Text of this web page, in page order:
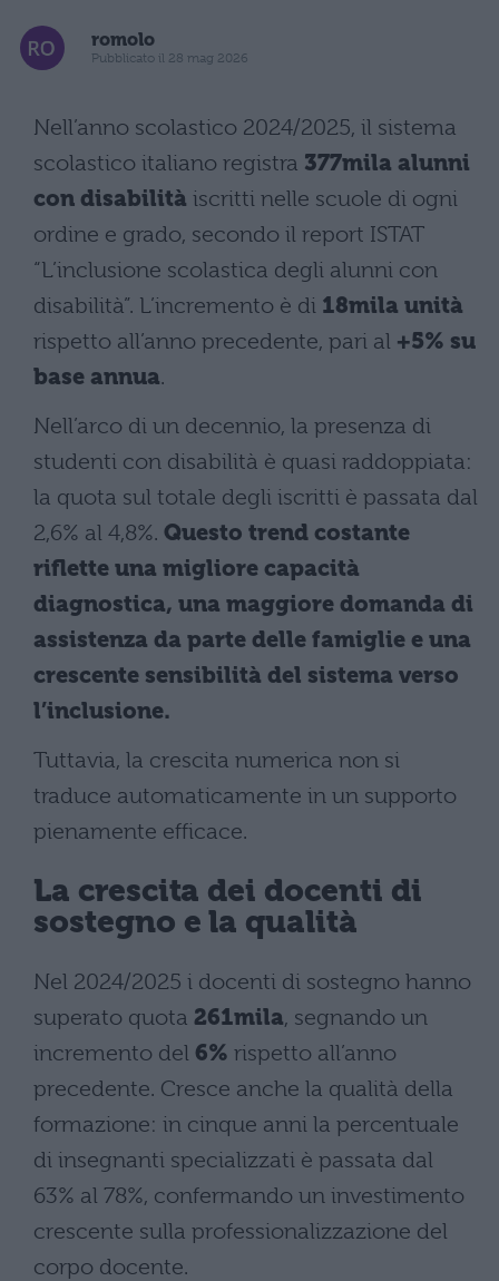
romolo
Pubblicato il 28 mag 2026
Nell’anno scolastico 2024/2025, il sistema
scolastico italiano registra 377mila alunni
con disabilità iscritti nelle scuole di ogni
ordine e grado, secondo il report ISTAT
“L’inclusione scolastica degli alunni con
disabilità”. L’incremento è di 18mila unità
rispetto all’anno precedente, pari al +5% su
base annua.
Nell’arco di un decennio, la presenza di
studenti con disabilità è quasi raddoppiata:
la quota sul totale degli iscritti è passata dal
2,6% al 4,8%. Questo trend costante
riflette una migliore capacità
diagnostica, una maggiore domanda di
assistenza da parte delle famiglie e una
crescente sensibilità del sistema verso
l’inclusione.
Tuttavia, la crescita numerica non si
traduce automaticamente in un supporto
pienamente efficace.
La crescita dei docenti di
sostegno e la qualità
Nel 2024/2025 i docenti di sostegno hanno
superato quota 261mila, segnando un
incremento del 6% rispetto all’anno
precedente. Cresce anche la qualità della
formazione: in cinque anni la percentuale
di insegnanti specializzati è passata dal
63% al 78%, confermando un investimento
crescente sulla professionalizzazione del
corpo docente.